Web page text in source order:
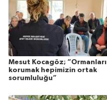
Mesut Kocagöz; “Ormanları
korumak hepimizin ortak
sorumluluğu”